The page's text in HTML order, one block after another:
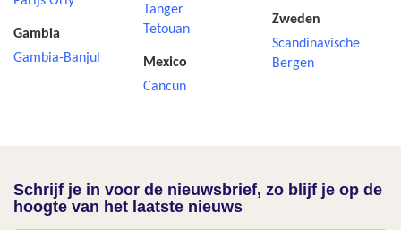
Gambia
Gambia-Banjul
Tanger
Tetouan
Mexico
Cancun
Zweden
Scandinavische
Bergen
Schrijf je in voor de nieuwsbrief, zo blijf je op de
hoogte van het laatste nieuws